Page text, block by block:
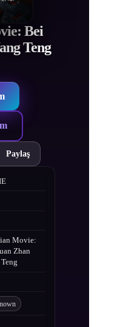
Bei
Teng
Paylaş
Movie:
Zhan